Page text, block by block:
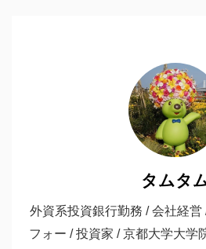
タムタ
外資系投資銀行勤務 / 会社経営
フォー / 投資家 / 京都大学大学